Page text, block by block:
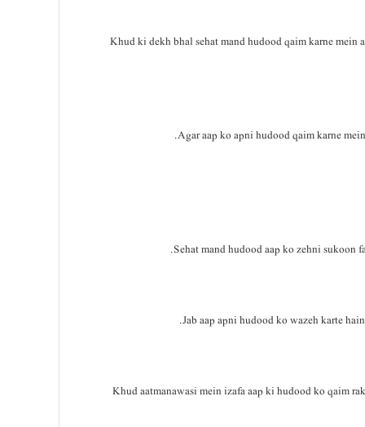
Khud ki dekh bhal sehat mand hudood qaim karne mein
Agar aap ko apni hudood qaim karne
Sehat mand hudood aap ko zehni sukoon
Jab aap apni hudood ko wazeh karte
Khud aatmanawasi mein izafa aap ki hudood ko qaim